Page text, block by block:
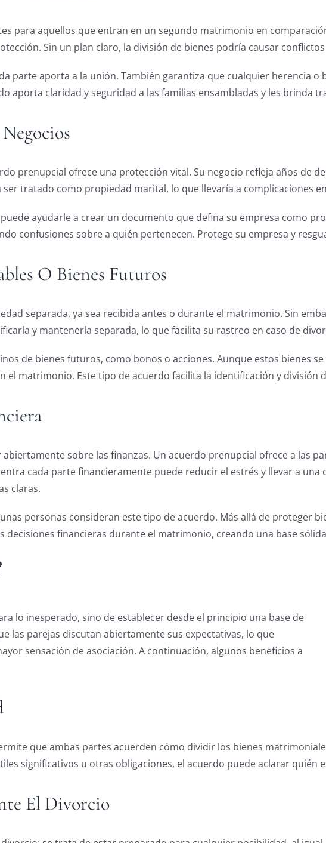
para aquellos que entran en un segundo matrimonio en
Sin un plan claro, la división de bienes podría causar
parte aporta a la unión. También garantiza que cualquier herencia o
aporta claridad y seguridad a las familias ensambladas y les brinda
prenupcial ofrece una protección vital. Su negocio refleja años de
tratado como propiedad marital, lo que llevaría a complicaciones
ayudarle a crear un documento que defina su empresa como
confusiones sobre a quién pertenecen. Protege su empresa y
O Bienes Futuros
separada, ya sea recibida antes o durante el matrimonio. Sin
y mantenerla separada, lo que facilita su rastreo en caso de
de bienes futuros, como bonos o acciones. Aunque estos bienes
matrimonio. Este tipo de acuerdo facilita la identificación y división
sobre las finanzas. Un acuerdo prenupcial ofrece a las
cada parte financieramente puede reducir el estrés y llevar a una
claras.
personas consideran este tipo de acuerdo. Más allá de proteger
financieras durante el matrimonio, creando una base
lo inesperado, sino de establecer desde el principio una base de
las parejas discutan abiertamente sus expectativas, lo que
sensación de asociación. A continuación, algunos beneficios a
que ambas partes acuerden cómo dividir los bienes
significativos u otras obligaciones, el acuerdo puede aclarar quién
El Divorcio